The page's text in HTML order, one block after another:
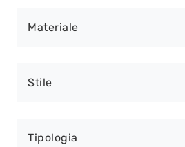
Materiale
Stile
Tipologia